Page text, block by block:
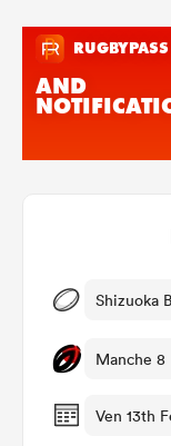
Shizuoka
Manche 8
Ven 13th